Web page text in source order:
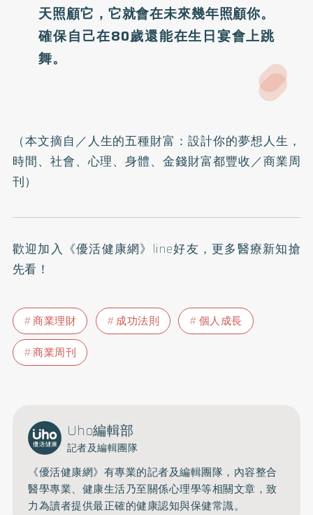
天照顧它，它就會在未來幾年照顧你。
確保自己在80歲還能在生日宴會上跳
舞。
（本文摘自／人生的五種財富：設計你的夢想人生，
時間、社會、心理、身體、金錢財富都豐收／商業周
刊）
歡迎加入 《優活健康網》line好友 ，更多醫療新知搶
先看！
商業理財 成功法則
個人成長
商業周刊
Uho編輯部
記者及編輯團隊
《優活健康網》有專業的記者及編輯團隊，內容整合
醫學專業、健康生活乃至關係心理學等相關文章，致
力為讀者提供最正確的健康認知與保健常識。